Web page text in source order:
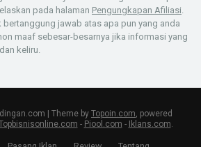
pada halaman Pengungkapan Afiliasi.
bertanggung jawab atas apa pun yang anda
maaf sebesar-besarnya jika informasi yang
keliru.
| Theme by Topoin.com, powered
- Piool.com - Iklans.com.